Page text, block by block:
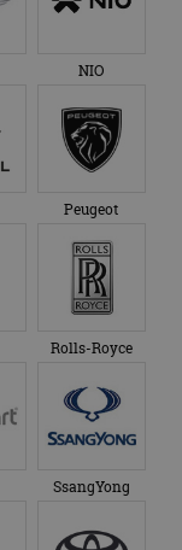
NIO
Peugeot
Rolls-Royce
SsangYong